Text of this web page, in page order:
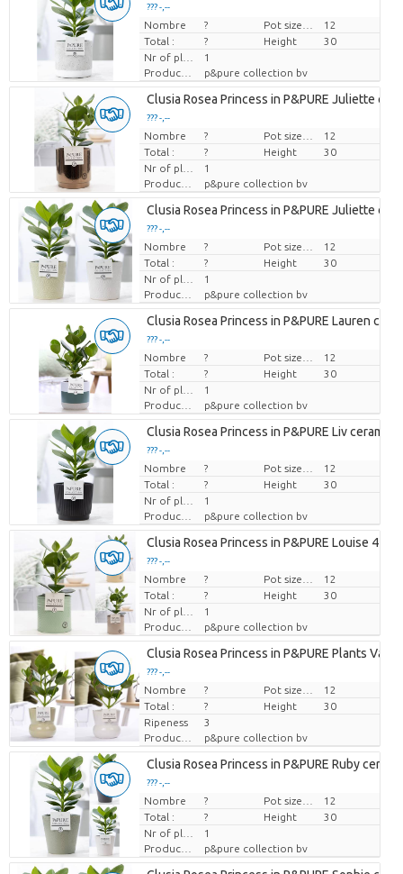
??? -,--
Prix par pièce
Nombre ?
12
Total :
? Height
30
1
Producteur
p&pure collection bv
Clusia Rosea Princess in P&PURE Juliette
??? -,--
Prix par pièce
Nombre ?
12
Total :
? Height
30
1
Producteur
p&pure collection bv
Clusia Rosea Princess in P&PURE Juliette
??? -,--
Prix par pièce
Nombre ?
12
Total :
? Height
30
1
Producteur
p&pure collection bv
Clusia Rosea Princess in P&PURE Lauren
??? -,--
Prix par pièce
Nombre ?
12
Total :
? Height
30
1
Producteur
p&pure collection bv
Clusia Rosea Princess in P&PURE Liv
??? -,--
Prix par pièce
Nombre ?
12
Total :
? Height
30
1
Producteur
p&pure collection bv
Clusia Rosea Princess in P&PURE Louise 4
??? -,--
Prix par pièce
Nombre ?
12
Total :
? Height
30
1
Producteur
p&pure collection bv
Clusia Rosea Princess in P&PURE Plants Vase
??? -,--
Prix par pièce
Nombre ?
12
Total :
? Height
30
Ripeness
3
Producteur
p&pure collection bv
Clusia Rosea Princess in P&PURE Ruby
??? -,--
Prix par pièce
Nombre ?
12
Total :
? Height
30
1
Producteur
p&pure collection bv